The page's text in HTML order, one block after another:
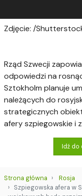
Zdjęcie: /
Rząd Szwecji
odpowiedzi na
Sztokholm planuje
należących do
strategicznych
afery szpiegowskie i
Idź do
Strona główna
Rosja
Szpiegowska afera w